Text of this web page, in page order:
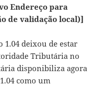
Endereço para
de validação local)]
1.04 deixou de estar
Tributária no
disponibiliza agora
como um